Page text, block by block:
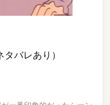
バレあり）